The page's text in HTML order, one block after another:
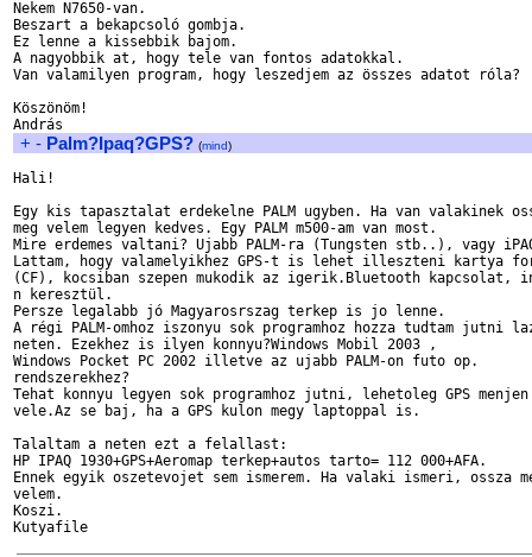
Nekem N7650-van.
Beszart a bekapcsoló gombja.
Ez lenne a kissebbik bajom.
A nagyobbik at, hogy tele van fontos adatokkal.
Van valamilyen program, hogy leszedjem az összes adatot róla?
Köszönöm!
+ - Palm?Ipaq?GPS? (mind)
Hali!
Egy kis tapasztalat erdekelne PALM ugyben. Ha van valakinek
meg velem legyen kedves. Egy PALM m500-am van most.
Mire erdemes valtani? Ujabb PALM-ra (Tungsten stb..), vagy
Lattam, hogy valamelyikhez GPS-t is lehet illeszteni kartya
(CF), kocsiban szepen mukodik az igerik.Bluetooth kapcsolat,
n keresztül.
Persze legalabb jó Magyarosrszag terkep is jo lenne.
A régi PALM-omhoz iszonyu sok programhoz hozza tudtam jutni
neten. Ezekhez is ilyen konnyu?Windows Mobil 2003 ,
Windows Pocket PC 2002 illetve az ujabb PALM-on futo op.
rendszerekhez?
Tehat konnyu legyen sok programhoz jutni, lehetoleg GPS
vele.Az se baj, ha a GPS kulon megy laptoppal is.
Talaltam a neten ezt a felallast:
HP IPAQ 1930+GPS+Aeromap terkep+autos tarto= 112 000+AFA.
Ennek egyik oszetevojet sem ismerem. Ha valaki ismeri, ossza
velem.
Koszi.